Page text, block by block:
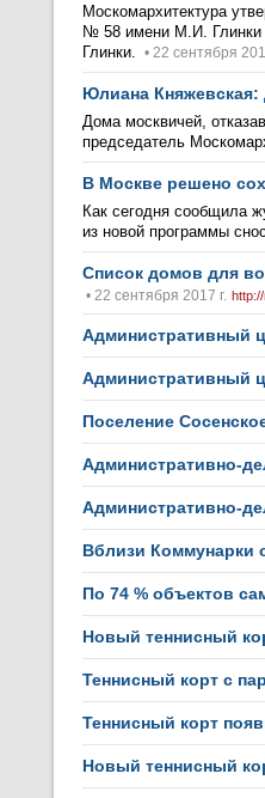
Москомархитектура
№ 58 имени М.И. Глинки
Глинки. • 22 сентября
Юлиана Княжевская:
Дома москвичей,
председатель
В Москве решено
Как сегодня сообщила
из новой программы
Список домов для
• 22 сентября 2017 г.
Административный
Административный
Поселение
Административно-
Административно-
Вблизи Коммунарки
По 74 % объектов
Новый теннисный
Теннисный корт с
Теннисный корт
Новый теннисный